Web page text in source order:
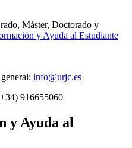
Máster, Doctorado y
y Ayuda al Estudiante
info@urjc.es
916655060
y Ayuda al